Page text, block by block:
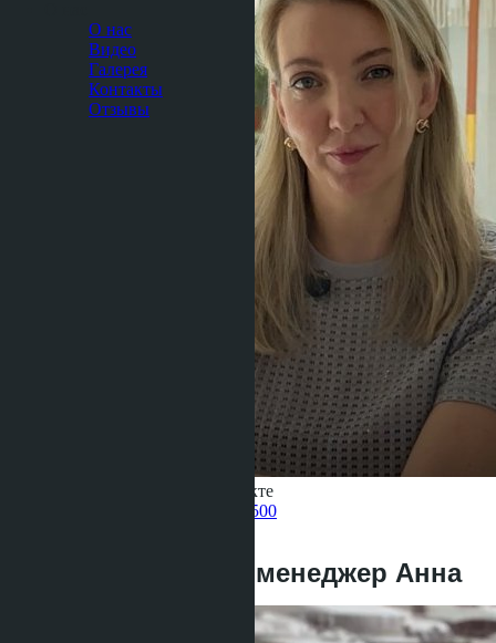
О нас
Видео
Галерея
Контакты
Отзывы
Получить информацию об объекте
+66 80 006 4500
Знакомьтесь, наш менеджер Анна